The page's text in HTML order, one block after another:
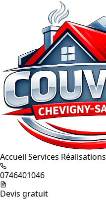
Accueil Services Réalisations
0746401046
Devis gratuit